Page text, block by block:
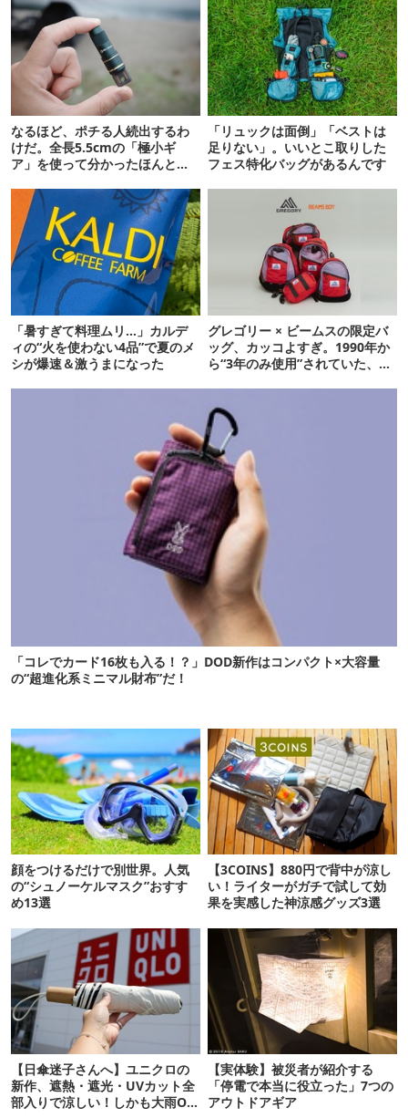
なるほど、ポチる人続出するわ
けだ。全長5.5cmの「極小ギ
ア」を使って分かったほんとの
「リュックは面倒」「ベストは
足りない」。いいとこ取りした
フェス特化バッグがあるんです
「暑すぎて料理ムリ…」カルデ
ィの“火を使わない4品”で夏のメ
シが爆速＆激うまになった
グレゴリー × ビームスの限定バ
ッグ、カッコよすぎ。1990年か
ら“3年のみ使用”されていた、紫
「コレでカード16枚も入る！？」DOD新作はコンパクト×大容量
の“超進化系ミニマル財布”だ！
顔をつけるだけで別世界。人気
の“シュノーケルマスク”おすす
め13選
【3COINS】880円で背中が涼し
い！ライターがガチで試して効
果を実感した神涼感グッズ3選
【日傘迷子さんへ】ユニクロの
新作、遮熱・遮光・UVカット全
部入りで涼しい！しかも大雨OK
【実体験】被災者が紹介する
「停電で本当に役立った」7つの
アウトドアギア